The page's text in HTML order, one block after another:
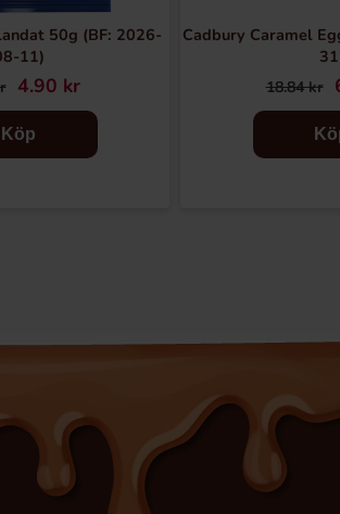
50g (BF: 2026-
11)
4.90 kr
Köp
Cadbury Caramel
18.84 kr